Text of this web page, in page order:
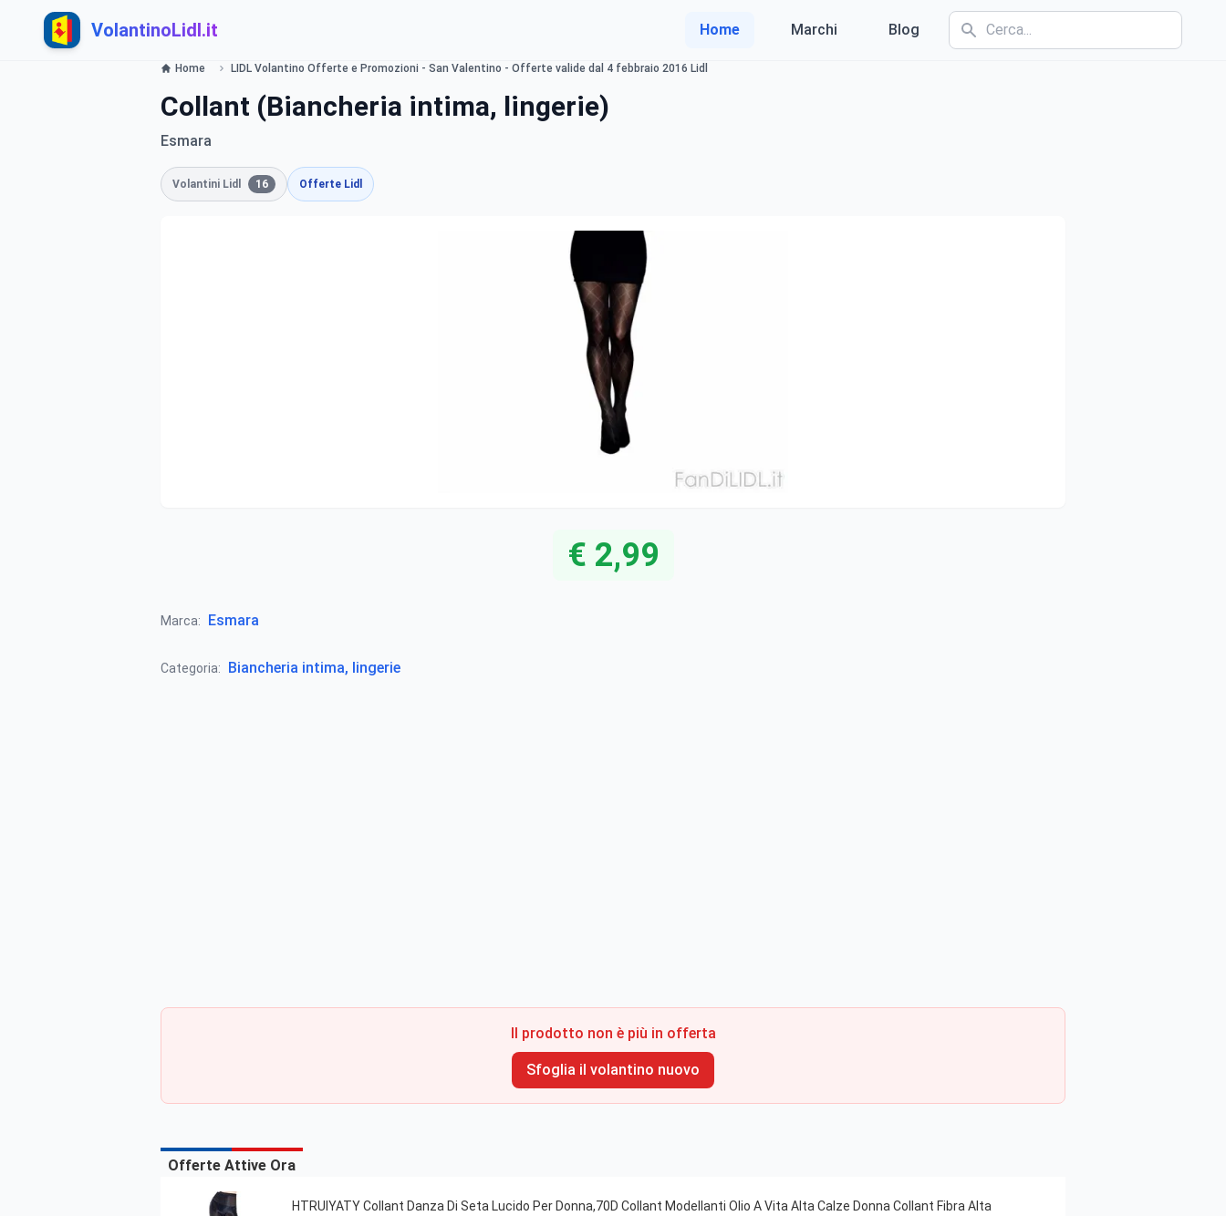
VolantinoLidl.it Home Marchi Blog
Home LIDL Volantino Offerte e Promozioni - San Valentino - Offerte valide dal 4 febbraio 2016 Lidl
Collant (Biancheria intima, lingerie)
Esmara
Volantini Lidl 16 Offerte Lidl
€ 2,99
Marca: Esmara
Categoria: Biancheria intima, lingerie
Il prodotto non è più in offerta
Sfoglia il volantino nuovo
Offerte Attive Ora
HTRUIYATY Collant Danza Di Seta Lucido Per Donna,70D Collant Modellanti Olio A Vita Alta Calze Donna Collant Fibra Alta